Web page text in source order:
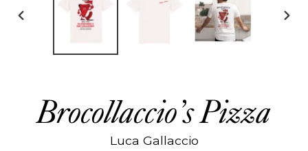
DIAPOSITIVE
Brocollaccio’s Pizza
Luca Gallaccio